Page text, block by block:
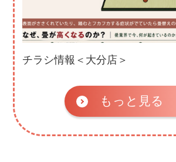
チラシ情報＜大分店＞
もっと見る